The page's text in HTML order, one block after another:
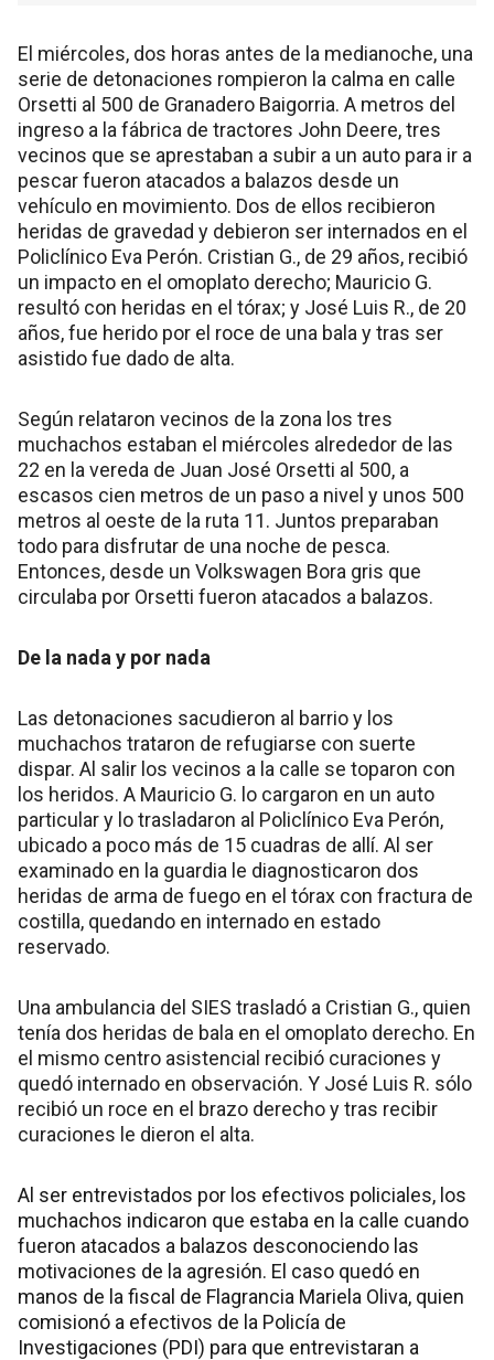
El miércoles, dos horas antes de la medianoche, una
serie de detonaciones rompieron la calma en calle
Orsetti al 500 de Granadero Baigorria. A metros del
ingreso a la fábrica de tractores John Deere, tres
vecinos que se aprestaban a subir a un auto para ir a
pescar fueron atacados a balazos desde un
vehículo en movimiento. Dos de ellos recibieron
heridas de gravedad y debieron ser internados en el
Policlínico Eva Perón. Cristian G., de 29 años, recibió
un impacto en el omoplato derecho; Mauricio G.
resultó con heridas en el tórax; y José Luis R., de 20
años, fue herido por el roce de una bala y tras ser
asistido fue dado de alta.
Según relataron vecinos de la zona los tres
muchachos estaban el miércoles alrededor de las
22 en la vereda de Juan José Orsetti al 500, a
escasos cien metros de un paso a nivel y unos 500
metros al oeste de la ruta 11. Juntos preparaban
todo para disfrutar de una noche de pesca.
Entonces, desde un Volkswagen Bora gris que
circulaba por Orsetti fueron atacados a balazos.
De la nada y por nada
Las detonaciones sacudieron al barrio y los
muchachos trataron de refugiarse con suerte
dispar. Al salir los vecinos a la calle se toparon con
los heridos. A Mauricio G. lo cargaron en un auto
particular y lo trasladaron al Policlínico Eva Perón,
ubicado a poco más de 15 cuadras de allí. Al ser
examinado en la guardia le diagnosticaron dos
heridas de arma de fuego en el tórax con fractura de
costilla, quedando en internado en estado
reservado.
Una ambulancia del SIES trasladó a Cristian G., quien
tenía dos heridas de bala en el omoplato derecho. En
el mismo centro asistencial recibió curaciones y
quedó internado en observación. Y José Luis R. sólo
recibió un roce en el brazo derecho y tras recibir
curaciones le dieron el alta.
Al ser entrevistados por los efectivos policiales, los
muchachos indicaron que estaba en la calle cuando
fueron atacados a balazos desconociendo las
motivaciones de la agresión. El caso quedó en
manos de la fiscal de Flagrancia Mariela Oliva, quien
comisionó a efectivos de la Policía de
Investigaciones (PDI) para que entrevistaran a